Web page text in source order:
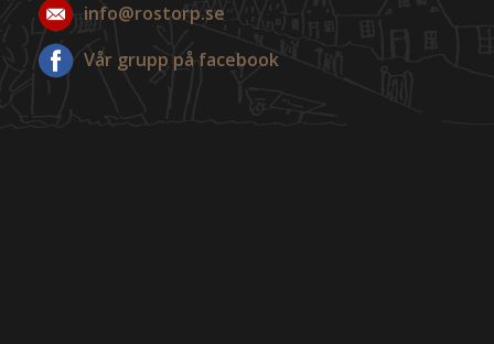
info@rostorp.se
Vår grupp på facebook